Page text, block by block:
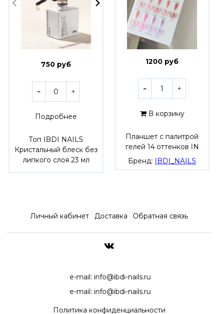
750 руб
Подробнее
Топ IBDI NAILS
Кристальный блеск без
липкого слоя 23 мл
1200 руб
В корзину
Планшет с палитрой
гелей 14 оттенков IN
Бренд:
IBDI_NAILS
Личный кабинет Доставка Обратная связь
e-mail: info@ibdi-nails.ru
e-mail: info@ibdi-nails.ru
Политика конфиденциальности